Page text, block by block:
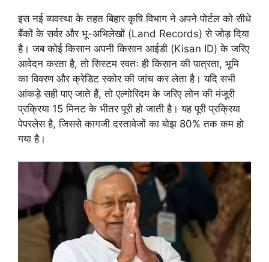
इस नई व्यवस्था के तहत बिहार कृषि विभाग ने अपने पोर्टल को सीधे
बैंकों के सर्वर और भू-अभिलेखों (Land Records) से जोड़ दिया
है। जब कोई किसान अपनी किसान आईडी (Kisan ID) के जरिए
आवेदन करता है, तो सिस्टम स्वतः ही किसान की पात्रता, भूमि
का विवरण और क्रेडिट स्कोर की जांच कर लेता है। यदि सभी
आंकड़े सही पाए जाते हैं, तो एल्गोरिदम के जरिए लोन की मंजूरी
प्रक्रिया 15 मिनट के भीतर पूरी हो जाती है। यह पूरी प्रक्रिया
पेपरलेस है, जिससे कागजी दस्तावेजों का बोझ 80% तक कम हो
गया है।